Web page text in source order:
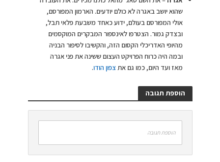
שהוא יושב באגרה לא כולם יודעים. הארמון המפורסם,
אולי המפורסם בעולם, ידוע כאחד משבעת פלאי תבל,
ובצדק גמור. הצטרפו לאינספור המבקרים המוקסמים
מהיופי האדריכלי הקסום הזה, והקשיבו לסיפור הבניה
ובמה היה כרוח הפרויקט העצום ששינה את פני אגרה
מאז ועד היום, כמו גם אתצפון הודו.
הוספת תגובה
הוספת תגובה